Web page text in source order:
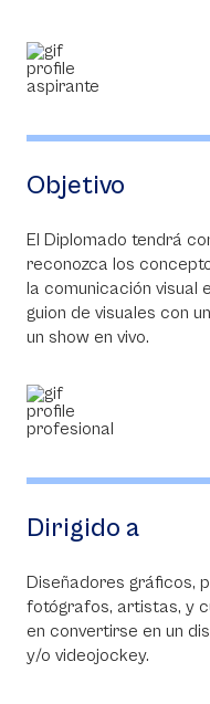
Objetivo
El Diplomado tendrá
reconozca los
la comunicación visual
guion de visuales con
un show en vivo.
Dirigido a
Diseñadores gráficos,
fotógrafos, artistas, y
en convertirse en un
y/o videojockey.